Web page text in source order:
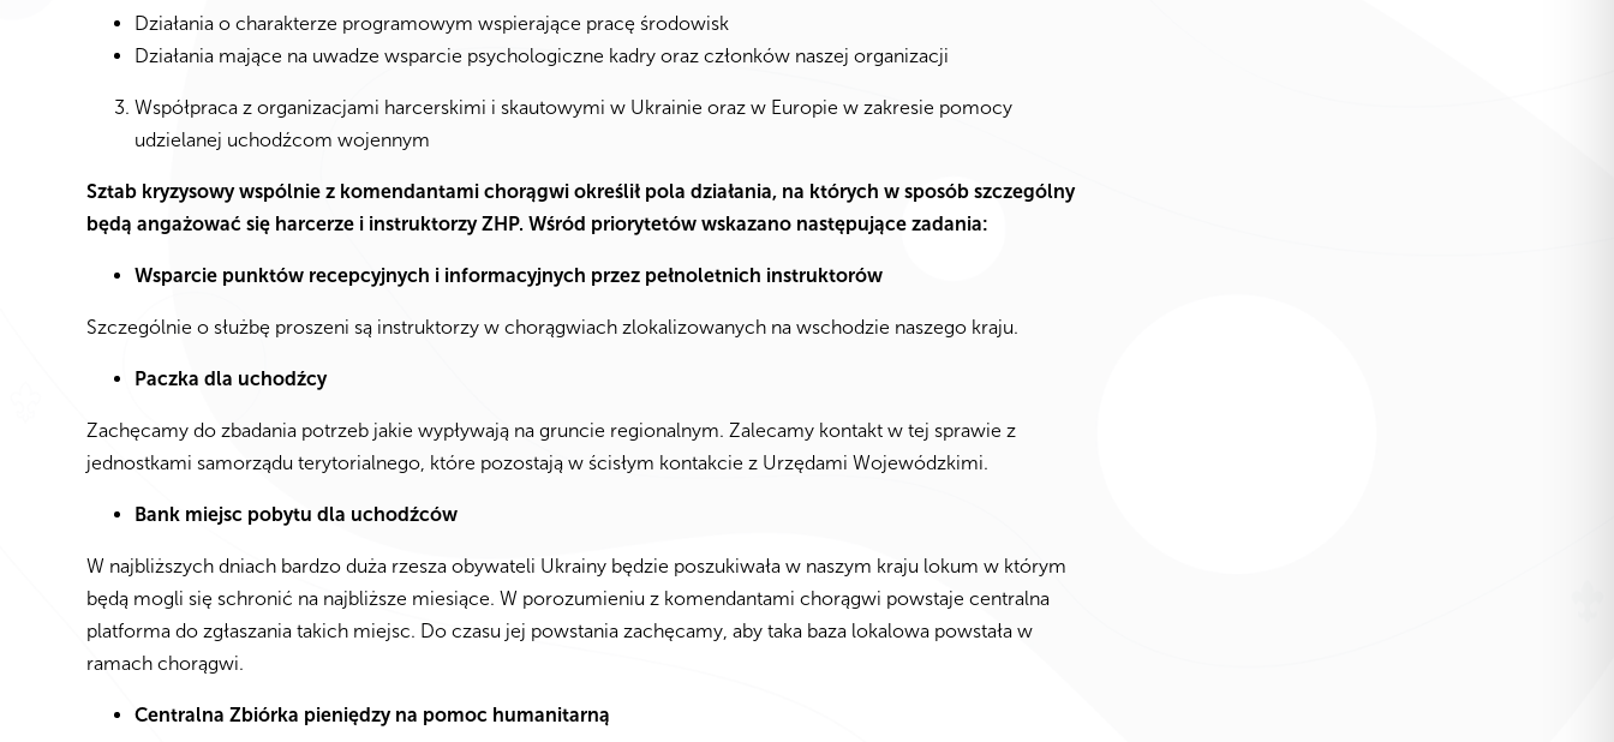
Działania o charakterze programowym wspierające pracę środowisk
Działania mające na uwadze wsparcie psychologiczne kadry oraz członków naszej organizacji
Współpraca z organizacjami harcerskimi i skautowymi w Ukrainie oraz w Europie w zakresie pomocy
udzielanej uchodźcom wojennym
Sztab kryzysowy wspólnie z komendantami chorągwi określił pola działania, na których w sposób szczególny
będą angażować się harcerze i instruktorzy ZHP. Wśród priorytetów wskazano następujące zadania:
Wsparcie punktów recepcyjnych i informacyjnych przez pełnoletnich instruktorów
Szczególnie o służbę proszeni są instruktorzy w chorągwiach zlokalizowanych na wschodzie naszego kraju.
Paczka dla uchodźcy
Zachęcamy do zbadania potrzeb jakie wypływają na gruncie regionalnym. Zalecamy kontakt w tej sprawie z
jednostkami samorządu terytorialnego, które pozostają w ścisłym kontakcie z Urzędami Wojewódzkimi.
Bank miejsc pobytu dla uchodźców
W najbliższych dniach bardzo duża rzesza obywateli Ukrainy będzie poszukiwała w naszym kraju lokum w którym
będą mogli się schronić na najbliższe miesiące. W porozumieniu z komendantami chorągwi powstaje centralna
platforma do zgłaszania takich miejsc. Do czasu jej powstania zachęcamy, aby taka baza lokalowa powstała w
ramach chorągwi.
Centralna Zbiórka pieniędzy na pomoc humanitarną